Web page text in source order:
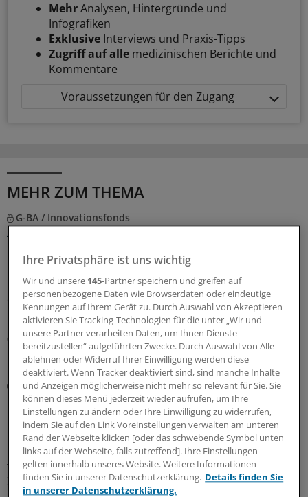
MehrAnalysen, Hintergründe und
Infografiken
Exklusive Interviews und Praxis-Tipps
Zugriff auf alle medizinischen Berichte und
Kommentare
Voraussetzungen für den Zugang
MEHR ZUM THEMA
G-BA / Innovationsfonds
App-basiertes Monitoring hilft Frauen mit
Der Innovationsausschuss beim Gemeinsamen
Bundesausschuss empfiehlt das Projekt „PRO B“ für
einen Transfer in die Regelversorgung. Drei
Krankenkassen wollen dies schon vorher anbieten.
07.08.2026
Rote Hand Brief
Desogestrel mit gering erhöhtem Risiko für ein
Meningeom assoziiert
Bei einer längerfristigen Einnahme von Desogestrel-
haltgen Arzneimitteln besteht ein gering erhöhtes Risiko
für das Auftreten eines Meningeoms. Darauf weisen die
Zulassungsinhaber in einem Rote-Hand-Brief hin.
Ihre Privatsphäre ist uns wichtig
Wir und unsere 145-Partner speichern und greifen auf
personenbezogene Daten wie Browserdaten oder eindeutige
Kennungen auf Ihrem Gerät zu. Durch Auswahl von Akzeptieren
aktivieren Sie Tracking-Technologien für die unter „Wir und
unsere Partner verarbeiten Daten, um Ihnen Dienste
bereitzustellen“ aufgeführten Zwecke. Durch Auswahl von Alle
ablehnen oder Widerruf Ihrer Einwilligung werden diese
deaktiviert. Wenn Tracker deaktiviert sind, sind manche Inhalte
und Anzeigen möglicherweise nicht mehr so relevant für Sie. Sie
können dieses Menü jederzeit wieder aufrufen, um Ihre
Einstellungen zu ändern oder Ihre Einwilligung zu widerrufen,
indem Sie auf den Link Voreinstellungen verwalten am unteren
Rand der Webseite klicken [oder das schwebende Symbol unten
links auf der Webseite, falls zutreffend]. Ihre Einstellungen
gelten innerhalb unseres Website. Weitere Informationen
finden Sie in unserer Datenschutzerklärung. Details finden Sie
in unserer Datenschutzerklärung.